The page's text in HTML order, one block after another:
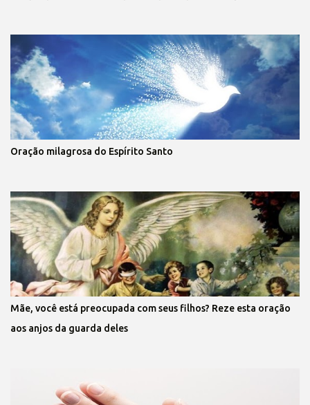
Oração milagrosa do Espírito Santo
Mãe, você está preocupada com seus filhos? Reze esta oração
aos anjos da guarda deles